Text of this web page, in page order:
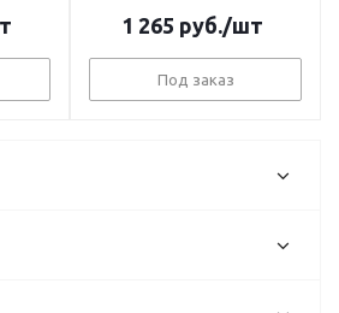
1 265 руб./шт
Под заказ